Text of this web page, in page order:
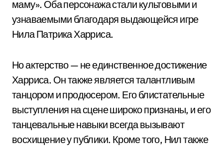
маму». Оба персонажа стали культовыми и
узнаваемыми благодаря выдающейся игре
Нила Патрика Харриса.
Но актерство — не единственное достижение
Харриса. Он также является талантливым
танцором и продюсером. Его блистательные
выступления на сцене широко признаны, и его
танцевальные навыки всегда вызывают
восхищение у публики. Кроме того, Нил также